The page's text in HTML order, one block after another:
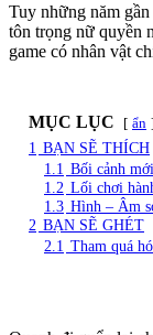
Tuy những năm
tôn trọng nữ quyền
game có nhân vật
MỤC LỤC ẩn
1 BẠN SẼ THÍCH
1.1 Bối cảnh
1.2 Lối chơi
1.3 Hình – Âm
2 BẠN SẼ GHÉT
2.1 Tham quá